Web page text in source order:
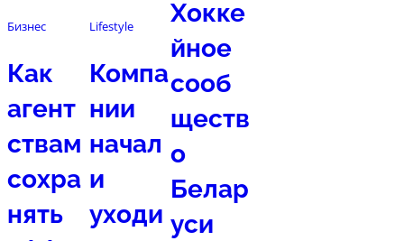
Бизнес
Как
агент
ствам
сохра
нять
Lifestyle
Компа
нии
начал
и
уходи
Хокке
йное
сооб
ществ
о
Белар
уси